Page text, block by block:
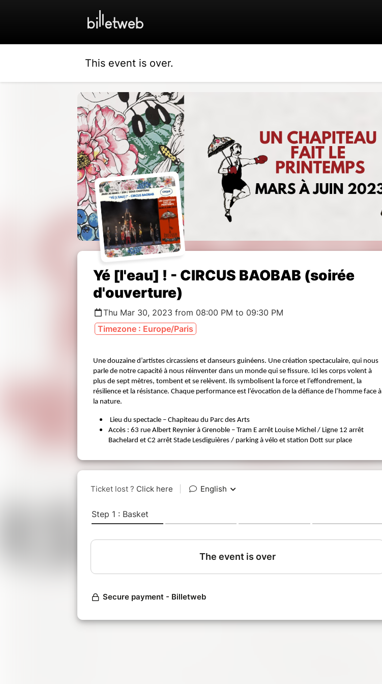
This event is over.
Yé [l'eau] ! - CIRCUS BAOBAB (soirée
d'ouverture)
Thu Mar 30, 2023 from 08:00 PM to 09:30 PM
Timezone : Europe/Paris
Une douzaine d’artistes circassiens et danseurs guinéens. Une création spectaculaire, qui nous
parle de notre capacité à nous réinventer dans un monde qui se fissure. Ici les corps volent à
plus de sept mètres, tombent et se relèvent. Ils symbolisent la force et l’effondrement, la
résilience et la résistance. Chaque performance est l’évocation de la défiance de l’homme face à
la nature.
Lieu du spectacle – Chapiteau du Parc des Arts
Accès : 63 rue Albert Reynier à Grenoble – Tram E arrêt Louise Michel / Ligne 12 arrêt
Bachelard et C2 arrêt Stade Lesdiguières / parking à vélo et station Dott sur place